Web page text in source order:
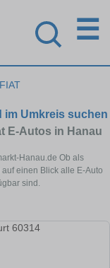
☰
FIAT
im Umkreis suchen
E-Autos in Hanau
Hanau.de Ob als
einen Blick alle E-Auto
sind.